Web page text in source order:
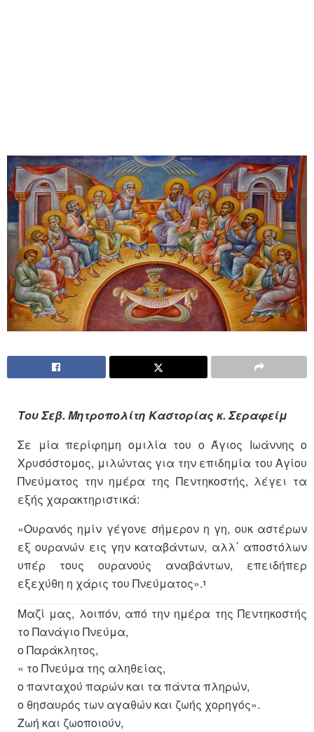
Του Σεβ. Μητροπολίτη Καστορίας κ. Σεραφείμ
Σε μία περίφημη ομιλία του ο Άγιος Ιωάννης ο
Χρυσόστομος, μιλώντας για την επιδημία του Αγίου
Πνεύματος την ημέρα της Πεντηκοστής, λέγει τα
εξής χαρακτηριστικά:
«Ουρανός ημίν γέγονε σήμερον η γη, ουκ αστέρων
εξ ουρανών εις γην καταβάντων, αλλ΄ αποστόλων
υπέρ τους ουρανούς αναβάντων, επειδήπερ
εξεχύθη η χάρις του Πνεύματος».1
Μαζί μας, λοιπόν, από την ημέρα της Πεντηκοστής
το Πανάγιο Πνεύμα,
ο Παράκλητος,
« το Πνεύμα της αληθείας,
ο πανταχού παρών και τα πάντα πληρών,
ο θησαυρός των αγαθών και ζωής χορηγός».
Ζωή και ζωοποιούν,